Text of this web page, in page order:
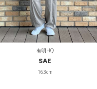
有明HQ
SAE
163cm